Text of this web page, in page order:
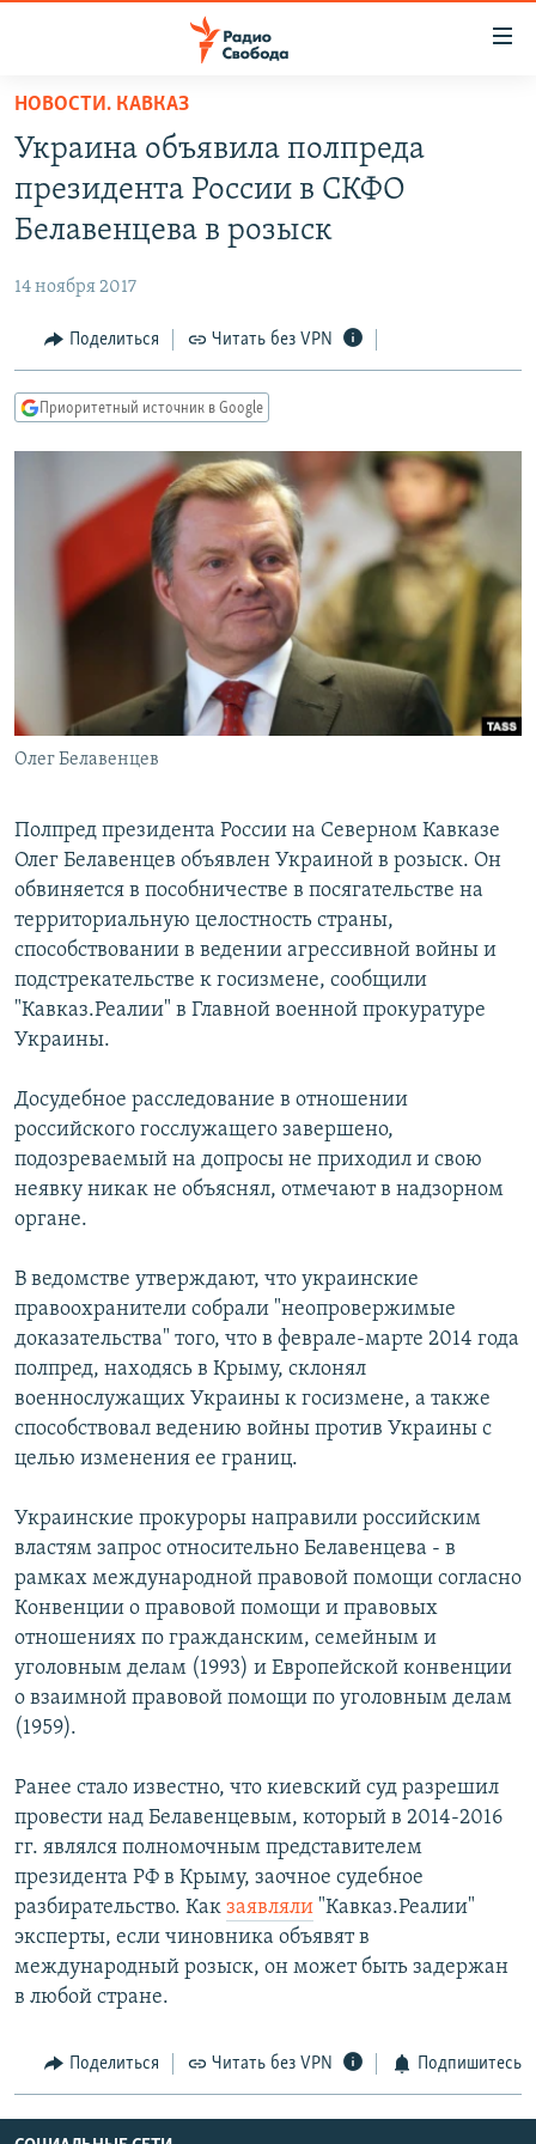
упрощенного
доступа
основному
Вернутся
Вернутся
ПОДКАСТЫ
АВТОРСКИЕ ПРОЕКТЫ
МНЕНИЯ
КУЛЬТУРА
КАВКАЗ.РЕАЛИИ
СЕВЕР.РЕАЛИИ
СИБИРЬ.РЕАЛИИ
РАСПИСАНИЕ ВЕЩАНИЯ
ПОДПИШИТЕСЬ НА РАССЫЛКУ
Все сайты РСЕ/РС
НОВОСТИ. КАВКАЗ
Украина объявила полпреда
президента России в СКФО
Белавенцева в розыск
14 ноября 2017
Поделиться Читать без VPN
Приоритетный источник в Google
Олег Белавенцев
Полпред президента России на Северном Кавказе
Олег Белавенцев объявлен Украиной в розыск. Он
обвиняется в пособничестве в посягательстве на
территориальную целостность страны,
способствовании в ведении агрессивной войны и
подстрекательстве к госизмене, сообщили
"Кавказ.Реалии" в Главной военной прокуратуре
Украины.
Досудебное расследование в отношении
российского госслужащего завершено,
подозреваемый на допросы не приходил и свою
неявку никак не объяснял, отмечают в надзорном
органе.
В ведомстве утверждают, что украинские
правоохранители собрали "неопровержимые
доказательства" того, что в феврале-марте 2014 года
полпред, находясь в Крыму, склонял
военнослужащих Украины к госизмене, а также
способствовал ведению войны против Украины с
целью изменения ее границ.
Украинские прокуроры направили российским
властям запрос относительно Белавенцева - в
рамках международной правовой помощи согласно
Конвенции о правовой помощи и правовых
отношениях по гражданским, семейным и
уголовным делам (1993) и Европейской конвенции
о взаимной правовой помощи по уголовным делам
(1959).
Ранее стало известно, что киевский суд разрешил
провести над Белавенцевым, который в 2014-2016
гг. являлся полномочным представителем
президента РФ в Крыму, заочное судебное
разбирательство. Как заявляли "Кавказ.Реалии"
эксперты, если чиновника объявят в
международный розыск, он может быть задержан
в любой стране.
Поделиться Читать без VPN Подпишитесь